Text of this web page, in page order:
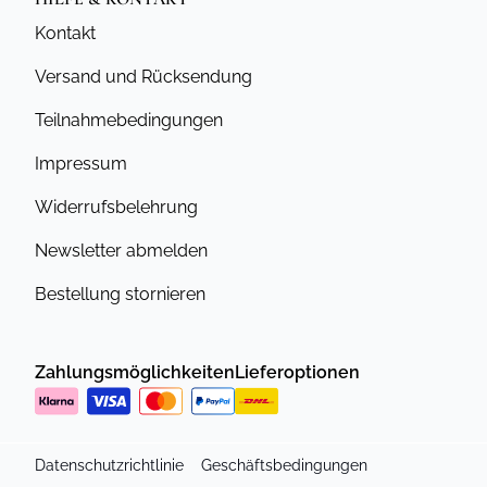
Kontakt
Versand und Rücksendung
Teilnahmebedingungen
Impressum
Widerrufsbelehrung
Newsletter abmelden
Bestellung stornieren
ZahlungsmöglichkeitenLieferoptionen
Datenschutzrichtlinie Geschäftsbedingungen